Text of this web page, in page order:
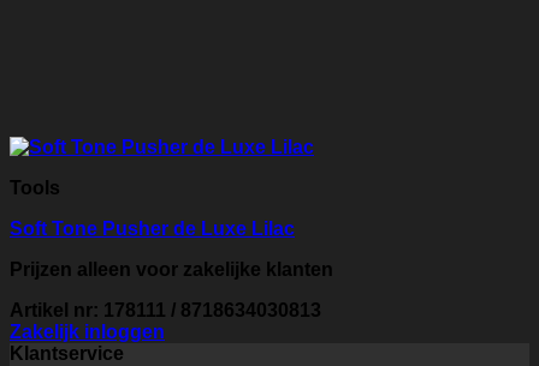
Tools
Soft Tone Pusher de Luxe Lilac
Prijzen alleen voor zakelijke klanten
Artikel nr: 178111 / 8718634030813
Zakelijk inloggen
Klantservice